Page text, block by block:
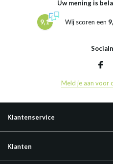
Uw mening is
9,1 Wij scoren een
Meld je aan voor
Klantenservice
Klanten